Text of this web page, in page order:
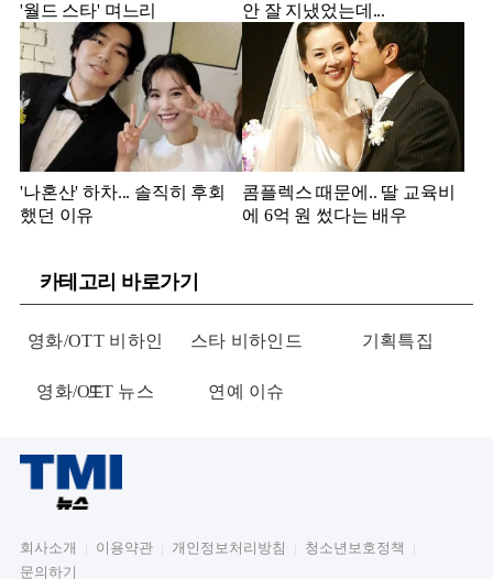
'월드 스타' 며느리
안 잘 지냈었는데...
'나혼산' 하차... 솔직히 후회
했던 이유
콤플렉스 때문에.. 딸 교육비
에 6억 원 썼다는 배우
카테고리 바로가기
영화/OTT 비하인
드
스타 비하인드 기획특집
영화/OTT 뉴스 연예 이슈
회사소개 이용약관 개인정보처리방침
청소년보호정책
문의하기